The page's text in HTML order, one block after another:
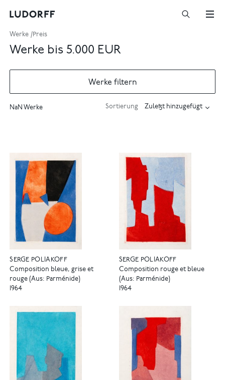
Werke Preis
Werke bis 5.000 EUR
Werke filtern
NaN Werke Sortierung
SERGE POLIAKOFF
Composition bleue, grise et
rouge (Aus: Parménide)
1964
SERGE POLIAKOFF
Composition rouge et bleue
(Aus: Parménide)
1964